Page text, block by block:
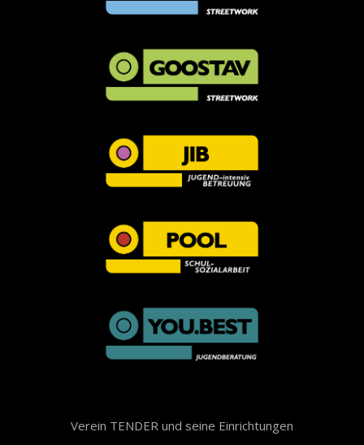
Verein TENDER und seine Einrichtungen